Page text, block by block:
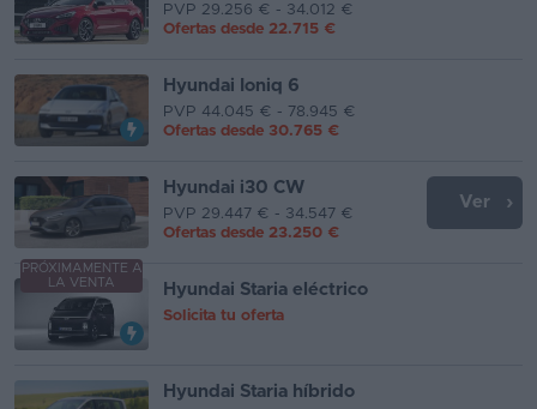
PVP 29.256 € - 34.012 €
Ofertas desde 22.715 €
Hyundai Ioniq 6
PVP 44.045 € - 78.945 €
Ofertas desde 30.765 €
Hyundai i30 CW
PVP 29.447 € - 34.547 €
Ofertas desde 23.250 €
Ver
PRÓXIMAMENTE A
LA VENTA
Hyundai Staria eléctrico
Solicita tu oferta
Hyundai Staria híbrido